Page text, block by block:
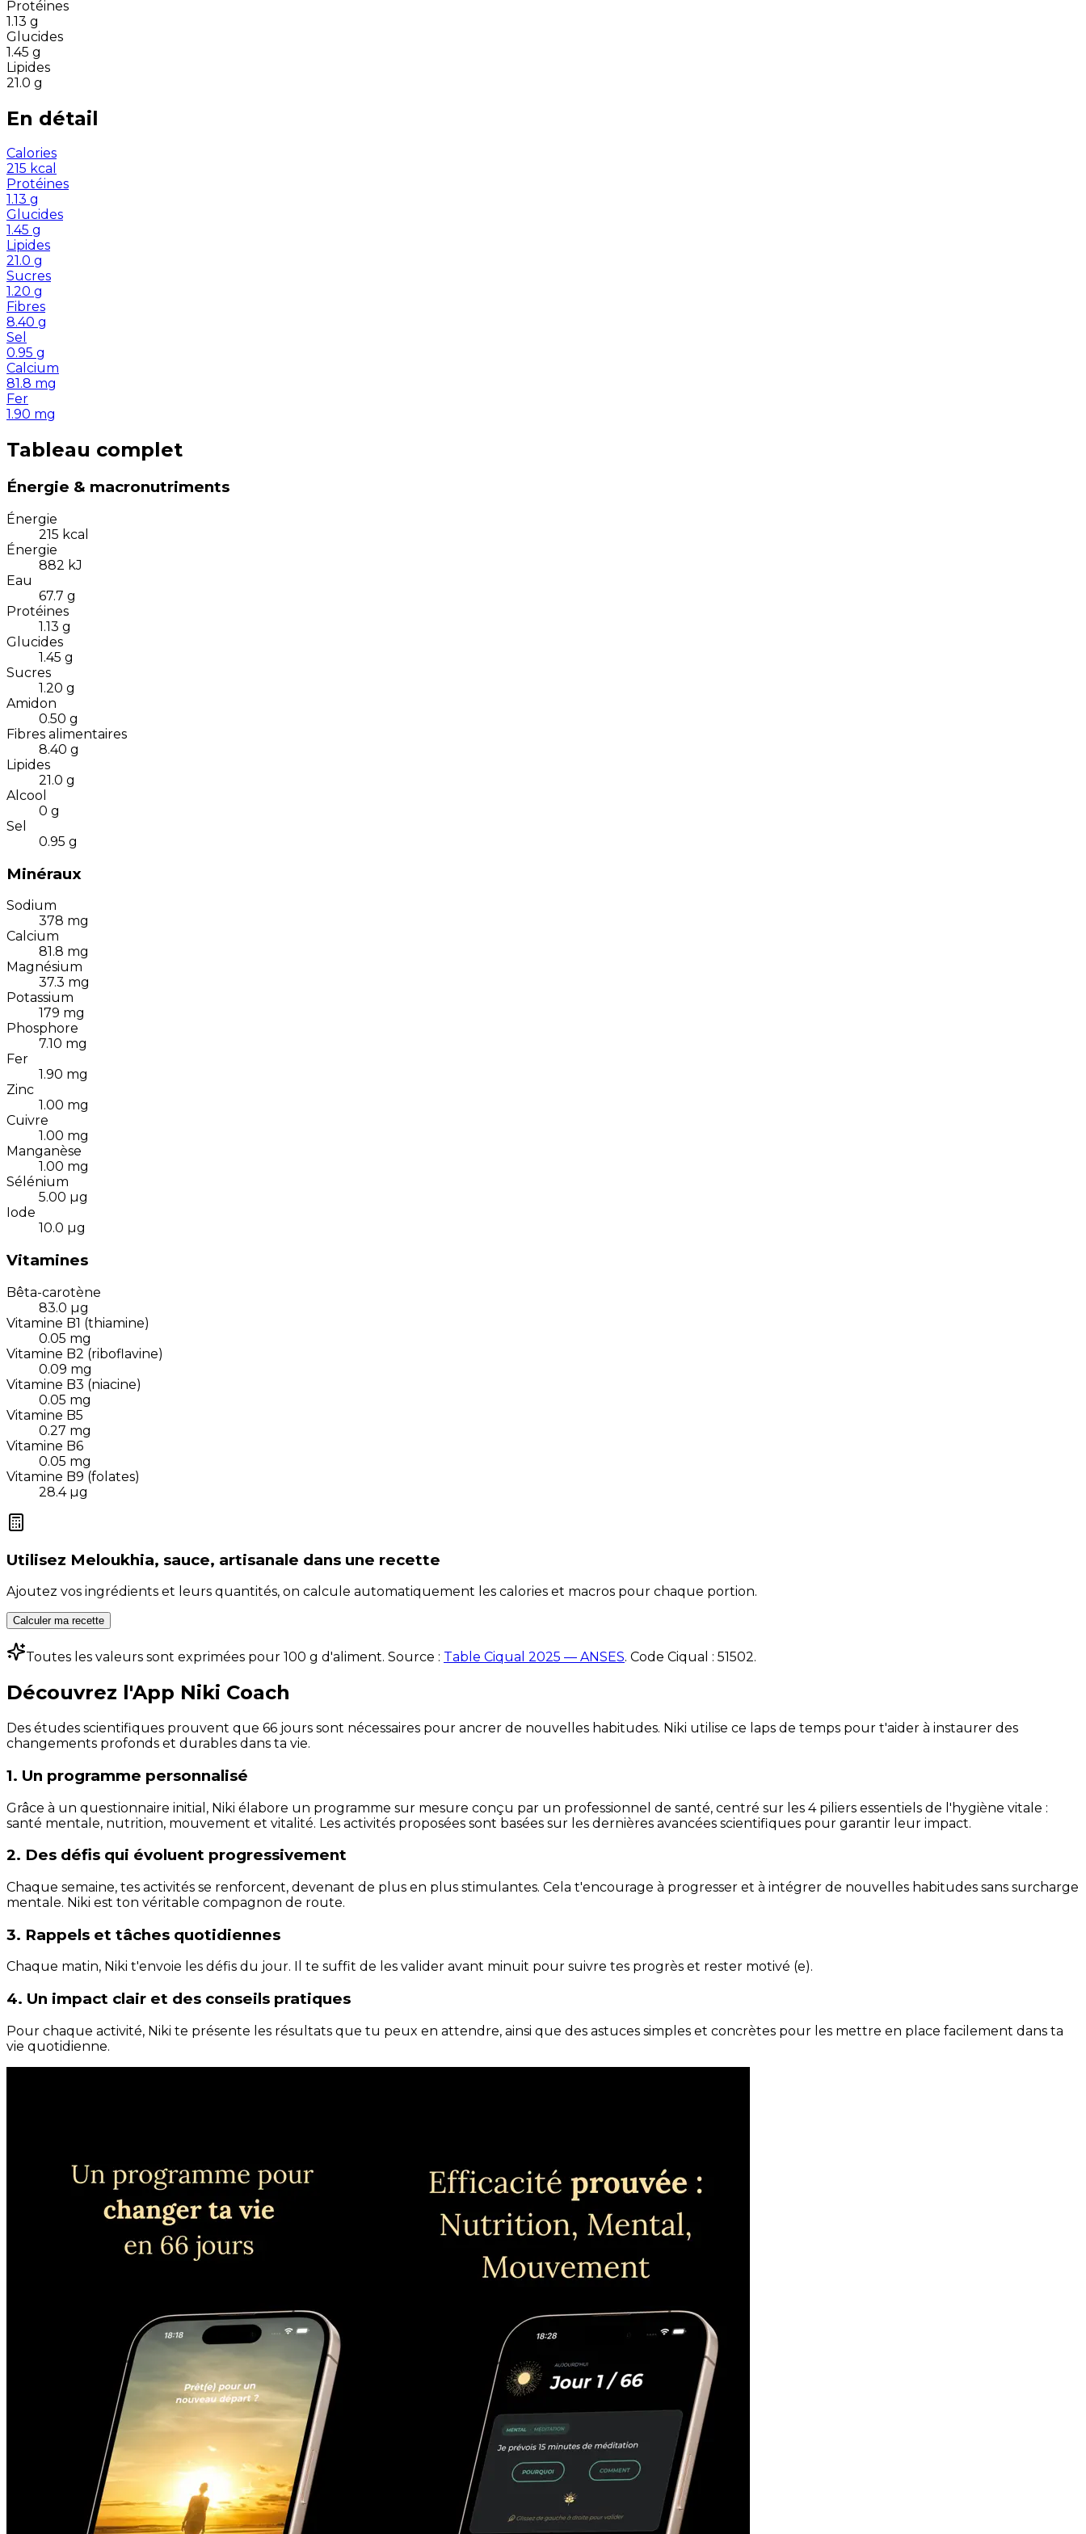
Protéines
1.13 g
Glucides
1.45 g
Lipides
21.0 g
En détail
Calories
215 kcal
Protéines
1.13 g
Glucides
1.45 g
Lipides
21.0 g
Sucres
1.20 g
Fibres
8.40 g
Sel
0.95 g
Calcium
81.8 mg
Fer
1.90 mg
Tableau complet
Énergie & macronutriments
Énergie
215 kcal
Énergie
882 kJ
Eau
67.7 g
Protéines
1.13 g
Glucides
1.45 g
Sucres
1.20 g
Amidon
0.50 g
Fibres alimentaires
8.40 g
Lipides
21.0 g
Alcool
0 g
Sel
0.95 g
Minéraux
Sodium
378 mg
Calcium
81.8 mg
Magnésium
37.3 mg
Potassium
179 mg
Phosphore
7.10 mg
Fer
1.90 mg
Zinc
1.00 mg
Cuivre
1.00 mg
Manganèse
1.00 mg
Sélénium
5.00 µg
Iode
10.0 µg
Vitamines
Bêta-carotène
83.0 µg
Vitamine B1 (thiamine)
0.05 mg
Vitamine B2 (riboflavine)
0.09 mg
Vitamine B3 (niacine)
0.05 mg
Vitamine B5
0.27 mg
Vitamine B6
0.05 mg
Vitamine B9 (folates)
28.4 µg
Utilisez Meloukhia, sauce, artisanale dans une recette
Ajoutez vos ingrédients et leurs quantités, on calcule automatiquement les calories et macros pour chaque portion.
Calculer ma recette
Toutes les valeurs sont exprimées pour 100 g d'aliment. Source : Table Ciqual 2025 — ANSES. Code Ciqual : 51502.
Découvrez l'App Niki Coach
Des études scientifiques prouvent que 66 jours sont nécessaires pour ancrer de nouvelles habitudes. Niki utilise ce laps de temps pour t'aider à instaurer des
changements profonds et durables dans ta vie.
1. Un programme personnalisé
Grâce à un questionnaire initial, Niki élabore un programme sur mesure conçu par un professionnel de santé, centré sur les 4 piliers essentiels de l'hygiène vitale :
santé mentale, nutrition, mouvement et vitalité. Les activités proposées sont basées sur les dernières avancées scientifiques pour garantir leur impact.
2. Des défis qui évoluent progressivement
Chaque semaine, tes activités se renforcent, devenant de plus en plus stimulantes. Cela t'encourage à progresser et à intégrer de nouvelles habitudes sans surcharge
mentale. Niki est ton véritable compagnon de route.
3. Rappels et tâches quotidiennes
Chaque matin, Niki t'envoie les défis du jour. Il te suffit de les valider avant minuit pour suivre tes progrès et rester motivé (e).
4. Un impact clair et des conseils pratiques
Pour chaque activité, Niki te présente les résultats que tu peux en attendre, ainsi que des astuces simples et concrètes pour les mettre en place facilement dans ta
vie quotidienne.